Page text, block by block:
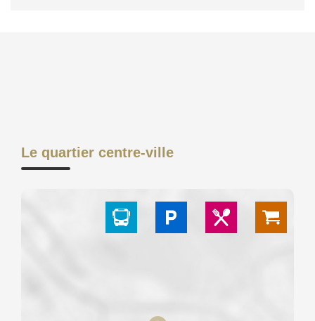
Le quartier centre-ville